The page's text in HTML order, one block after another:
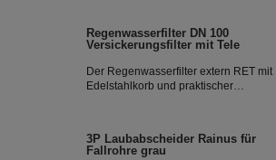
Einspeisung oder wahlweise als
Notüberlauf genutzt werden. Der Zulauf
zur Zisterne erfolgt seitlich. Geeignet
für Garten und Haustechnik.
Regenwasserfilter DN 100
Versickerungsfilter mit Tele
Der Regenwasserfilter extern RET mit
Edelstahlkorb und praktischer
Einspeisung oder wahlweise als
3P Laubabscheider Rainus für
Fallrohre grau